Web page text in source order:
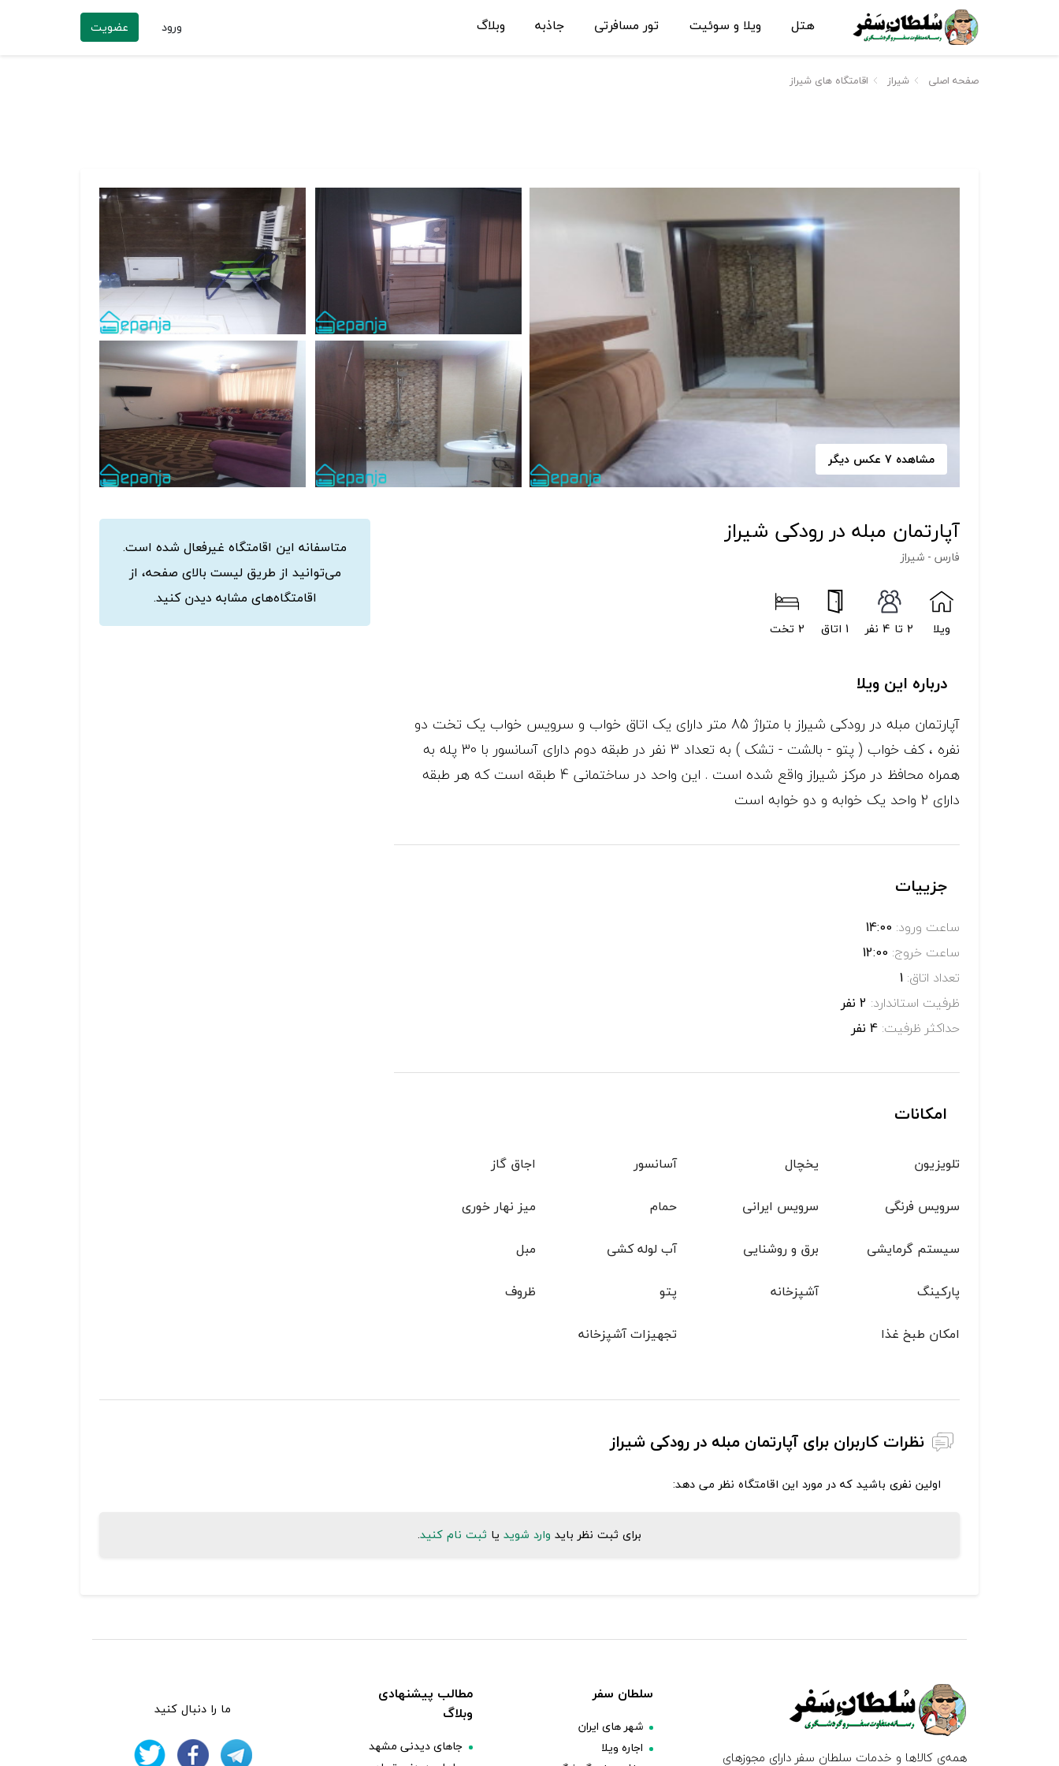
هتل ویلا و سوئیت تور مسافرتی جاذبه وبلاگ ورود عضویت
صفحه اصلی شیراز اقامتگاه های شیراز
مشاهده 7 عکس دیگر
آپارتمان مبله در رودکی شیراز
فارس - شیراز
ویلا 2 تا 4 نفر 1 اتاق 2 تخت
درباره این ویلا
آپارتمان مبله در رودکی شیراز با متراژ 85 متر دارای یک اتاق خواب و سرویس خواب یک تخت دو
نفره ، کف خواب ( پتو - بالشت - تشک ) به تعداد 3 نفر در طبقه دوم دارای آسانسور با 30 پله به
همراه محافظ در مرکز شیراز واقع شده است . این واحد در ساختمانی 4 طبقه است که هر طبقه
دارای 2 واحد یک خوابه و دو خوابه است
جزییات
ساعت ورود:
ساعت خروج:
تعداد اتاق:
ظرفیت استاندارد:
حداکثر ظرفیت:
امکانات
تلویزیون یخچال آسانسور
اجاق گاز
سرویس فرنگی
سرویس ایرانی حمام
میز نهار خوری
سیستم گرمایشی
برق و روشنایی آب لوله کشی
مبل
پاركينگ
آشپزخانه پتو
ظروف
امکان طبخ غذا
تجهیزات آشپزخانه
متاسفانه این اقامتگاه غیرفعال شده است.
می‌توانید از طریق لیست بالای صفحه، از
اقامتگاه‌های مشابه دیدن کنید.
نظرات کاربران برای آپارتمان مبله در رودکی شیراز
اولین نفری باشید که در مورد این اقامتگاه نظر می دهد:
برای ثبت نظر باید وارد شوید یا ثبت نام کنید.
همه‌ی کالاها و خدمات سلطان سفر دارای مجوزهای
سلطان سفر
شهر های ایران
اجاره ویلا
مطالب پیشنهادی
وبلاگ
جاهای دیدنی مشهد
ما را دنبال کنید